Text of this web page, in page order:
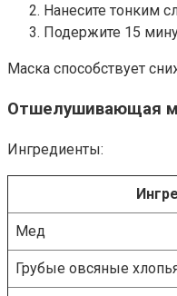
Нанесите тонким
Подержите 15
Маска способствует
Отшелушивающая
Ингредиенты:
Мед
Грубые овсяные